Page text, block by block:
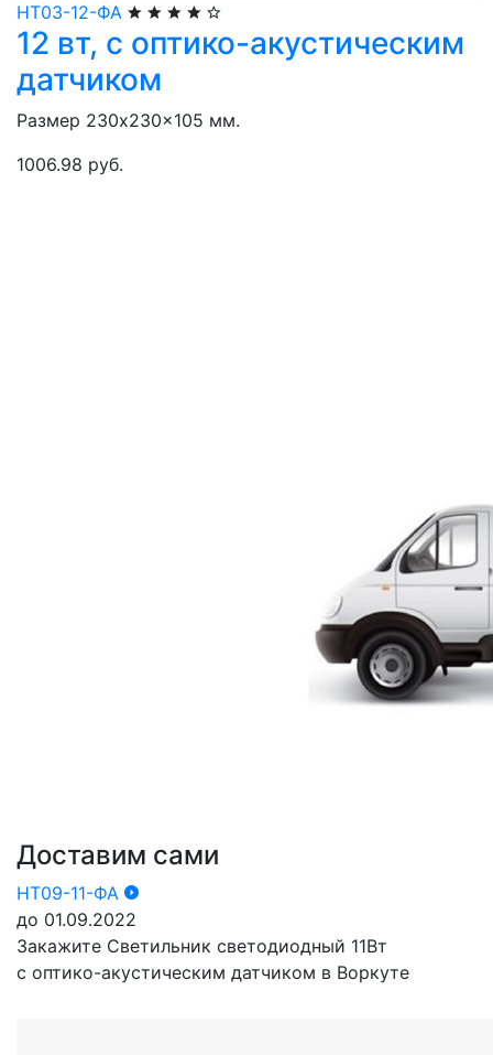
НТ03-12-ФА
12 вт, с оптико-акустическим
датчиком
Размер 230x230x105 мм.
1006.98 руб.
Доставим сами
НТ09-11-ФА
до 01.09.2022
Закажите Светильник светодиодный 11Вт
с оптико-акустическим датчиком в Воркуте